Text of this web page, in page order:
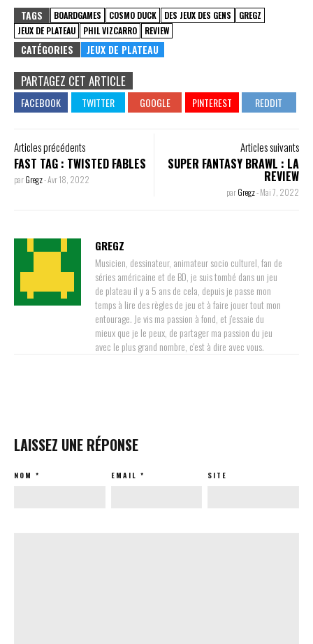
TAGS BOARDGAMES COSMO DUCK DES JEUX DES GENS
GREGZ
JEUX DE PLATEAU
PHIL VIZCARRO REVIEW
CATÉGORIES JEUX DE PLATEAU
PARTAGEZ CET ARTICLE
Articles précédents
FAST TAG : TWISTED FABLES
parGregz-Avr 18, 2022
Articles suivants
SUPER FANTASY BRAWL : LA
REVIEW
parGregz-Mai 7, 2022
GREGZ
Musicien, dessinateur, animateur socio culturel, fan de
séries américaine et de BD, je suis tombé dans un jeu
de plateau il y a 5 ans de cela, depuis je passe mon
temps à lire des règles de jeu et à faire jouer tout mon
entourage. Je vis ma passion à fond, et j'essaie du
mieux que je le peux, de partager ma passion du jeu
avec le plus grand nombre, c'est à dire avec vous.
LAISSEZ UNE RÉPONSE
NOM * EMAIL * SITE